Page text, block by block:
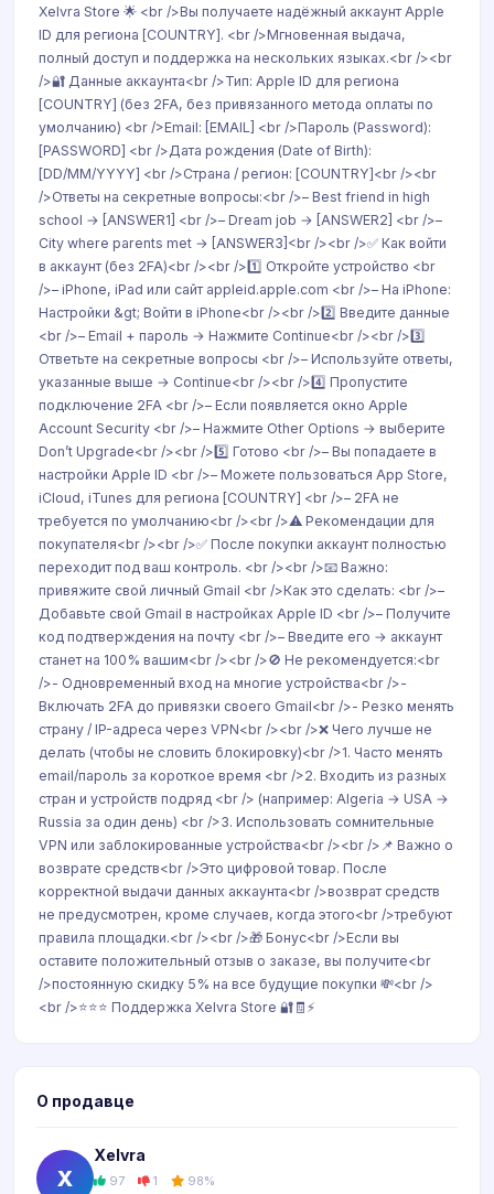
Xelvra Store 🌟 <br />Вы получаете надёжный аккаунт Apple
ID для региона [COUNTRY]. <br />Мгновенная выдача,
полный доступ и поддержка на нескольких языках.<br /><br
/>🔐 Данные аккаунта<br />Тип: Apple ID для региона
[COUNTRY] (без 2FA, без привязанного метода оплаты по
умолчанию) <br />Email: [EMAIL] <br />Пароль (Password):
[PASSWORD] <br />Дата рождения (Date of Birth):
[DD/MM/YYYY] <br />Страна / регион: [COUNTRY]<br /><br
/>Ответы на секретные вопросы:<br />– Best friend in high
school → [ANSWER1] <br />– Dream job → [ANSWER2] <br />–
City where parents met → [ANSWER3]<br /><br />✅ Как войти
в аккаунт (без 2FA)<br /><br />1️⃣ Откройте устройство <br
/>– iPhone, iPad или сайт appleid.apple.com <br />– На iPhone:
Настройки &gt; Войти в iPhone<br /><br />2️⃣ Введите данные
<br />– Email + пароль → Нажмите Continue<br /><br />3️⃣
Ответьте на секретные вопросы <br />– Используйте ответы,
указанные выше → Continue<br /><br />4️⃣ Пропустите
подключение 2FA <br />– Если появляется окно Apple
Account Security <br />– Нажмите Other Options → выберите
Don’t Upgrade<br /><br />5️⃣ Готово <br />– Вы попадаете в
настройки Apple ID <br />– Можете пользоваться App Store,
iCloud, iTunes для региона [COUNTRY] <br />– 2FA не
требуется по умолчанию<br /><br />⚠️ Рекомендации для
покупателя<br /><br />✅ После покупки аккаунт полностью
переходит под ваш контроль. <br /><br />📧 Важно:
привяжите свой личный Gmail <br />Как это сделать: <br />–
Добавьте свой Gmail в настройках Apple ID <br />– Получите
код подтверждения на почту <br />– Введите его → аккаунт
станет на 100% вашим<br /><br />🚫 Не рекомендуется:<br
/>- Одновременный вход на многие устройства<br />-
Включать 2FA до привязки своего Gmail<br />- Резко менять
страну / IP-адреса через VPN<br /><br />❌ Чего лучше не
делать (чтобы не словить блокировку)<br />1. Часто менять
email/пароль за короткое время <br />2. Входить из разных
стран и устройств подряд <br /> (например: Algeria → USA →
Russia за один день) <br />3. Использовать сомнительные
VPN или заблокированные устройства<br /><br />📌 Важно о
возврате средств<br />Это цифровой товар. После
корректной выдачи данных аккаунта<br />возврат средств
не предусмотрен, кроме случаев, когда этого<br />требуют
правила площадки.<br /><br />🎁 Бонус<br />Если вы
оставите положительный отзыв о заказе, вы получите<br
/>постоянную скидку 5% на все будущие покупки 💸<br />
<br />⭐⭐⭐ Поддержка Xelvra Store 🔐🧾⚡
О продавце
X
Xelvra
97 1 98%